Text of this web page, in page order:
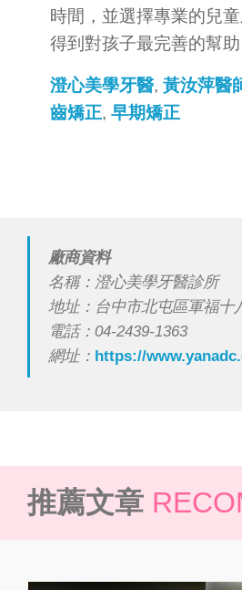
時間，並選擇專業的兒
得到對孩子最完善的幫助
澄心美學牙醫, 黃汝萍醫
齒矯正, 早期矯正
廠商資料
名稱：澄心美學牙醫診所
地址：台中市北屯區軍福十
電話：04-2439-1363
網址： https://
推薦文章